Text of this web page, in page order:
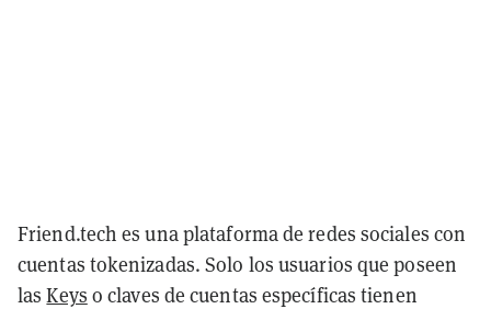
Friend.tech es una plataforma de redes sociales con
cuentas tokenizadas. Solo los usuarios que poseen
lasKeys o claves de cuentas específicas tienen